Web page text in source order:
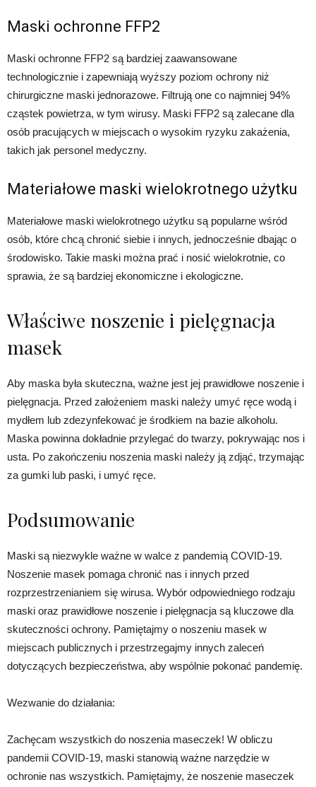
Maski ochronne FFP2
Maski ochronne FFP2 są bardziej zaawansowane
technologicznie i zapewniają wyższy poziom ochrony niż
chirurgiczne maski jednorazowe. Filtrują one co najmniej 94%
cząstek powietrza, w tym wirusy. Maski FFP2 są zalecane dla
osób pracujących w miejscach o wysokim ryzyku zakażenia,
takich jak personel medyczny.
Materiałowe maski wielokrotnego użytku
Materiałowe maski wielokrotnego użytku są popularne wśród
osób, które chcą chronić siebie i innych, jednocześnie dbając o
środowisko. Takie maski można prać i nosić wielokrotnie, co
sprawia, że są bardziej ekonomiczne i ekologiczne.
Właściwe noszenie i pielęgnacja
masek
Aby maska była skuteczna, ważne jest jej prawidłowe noszenie i
pielęgnacja. Przed założeniem maski należy umyć ręce wodą i
mydłem lub zdezynfekować je środkiem na bazie alkoholu.
Maska powinna dokładnie przylegać do twarzy, pokrywając nos i
usta. Po zakończeniu noszenia maski należy ją zdjąć, trzymając
za gumki lub paski, i umyć ręce.
Podsumowanie
Maski są niezwykle ważne w walce z pandemią COVID-19.
Noszenie masek pomaga chronić nas i innych przed
rozprzestrzenianiem się wirusa. Wybór odpowiedniego rodzaju
maski oraz prawidłowe noszenie i pielęgnacja są kluczowe dla
skuteczności ochrony. Pamiętajmy o noszeniu masek w
miejscach publicznych i przestrzegajmy innych zaleceń
dotyczących bezpieczeństwa, aby wspólnie pokonać pandemię.
Wezwanie do działania:
Zachęcam wszystkich do noszenia maseczek! W obliczu
pandemii COVID-19, maski stanowią ważne narzędzie w
ochronie nas wszystkich. Pamiętajmy, że noszenie maseczek